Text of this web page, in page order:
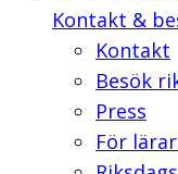
Kontakt &
Kontakt
Besök
Press
För